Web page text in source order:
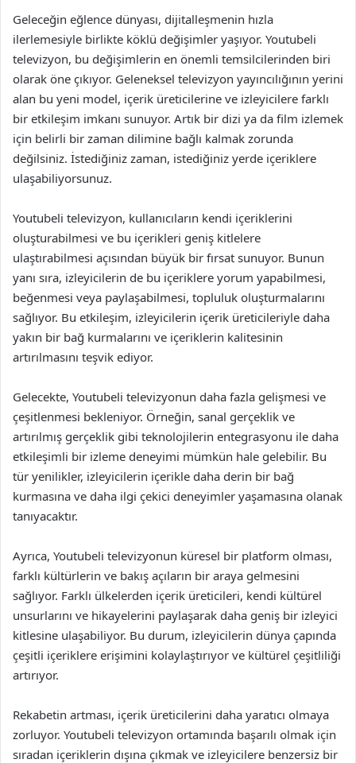
Geleceğin eğlence dünyası, dijitalleşmenin hızla
ilerlemesiyle birlikte köklü değişimler yaşıyor. Youtubeli
televizyon, bu değişimlerin en önemli temsilcilerinden biri
olarak öne çıkıyor. Geleneksel televizyon yayıncılığının yerini
alan bu yeni model, içerik üreticilerine ve izleyicilere farklı
bir etkileşim imkanı sunuyor. Artık bir dizi ya da film izlemek
için belirli bir zaman dilimine bağlı kalmak zorunda
değilsiniz. İstediğiniz zaman, istediğiniz yerde içeriklere
ulaşabiliyorsunuz.
Youtubeli televizyon, kullanıcıların kendi içeriklerini
oluşturabilmesi ve bu içerikleri geniş kitlelere
ulaştırabilmesi açısından büyük bir fırsat sunuyor. Bunun
yanı sıra, izleyicilerin de bu içeriklere yorum yapabilmesi,
beğenmesi veya paylaşabilmesi, topluluk oluşturmalarını
sağlıyor. Bu etkileşim, izleyicilerin içerik üreticileriyle daha
yakın bir bağ kurmalarını ve içeriklerin kalitesinin
artırılmasını teşvik ediyor.
Gelecekte, Youtubeli televizyonun daha fazla gelişmesi ve
çeşitlenmesi bekleniyor. Örneğin, sanal gerçeklik ve
artırılmış gerçeklik gibi teknolojilerin entegrasyonu ile daha
etkileşimli bir izleme deneyimi mümkün hale gelebilir. Bu
tür yenilikler, izleyicilerin içerikle daha derin bir bağ
kurmasına ve daha ilgi çekici deneyimler yaşamasına olanak
tanıyacaktır.
Ayrıca, Youtubeli televizyonun küresel bir platform olması,
farklı kültürlerin ve bakış açıların bir araya gelmesini
sağlıyor. Farklı ülkelerden içerik üreticileri, kendi kültürel
unsurlarını ve hikayelerini paylaşarak daha geniş bir izleyici
kitlesine ulaşabiliyor. Bu durum, izleyicilerin dünya çapında
çeşitli içeriklere erişimini kolaylaştırıyor ve kültürel çeşitliliği
artırıyor.
Rekabetin artması, içerik üreticilerini daha yaratıcı olmaya
zorluyor. Youtubeli televizyon ortamında başarılı olmak için
sıradan içeriklerin dışına çıkmak ve izleyicilere benzersiz bir